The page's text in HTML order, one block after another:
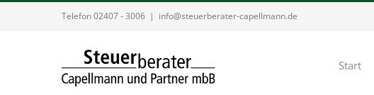
Telefon 02407 - 3006 | info@steuerberater-capellmann.de
Start